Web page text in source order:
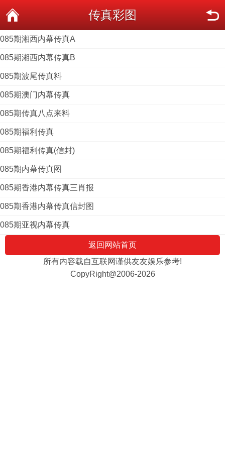
传真彩图
085期湘西内幕传真A
085期湘西内幕传真B
085期波尾传真料
085期澳门内幕传真
085期传真八点来料
085期福利传真
085期福利传真(信封)
085期内幕传真图
085期香港内幕传真三肖报
085期香港内幕传真信封图
085期亚视内幕传真
返回网站首页
所有内容载自互联网谨供友友娱乐参考!
CopyRight@2006-2026